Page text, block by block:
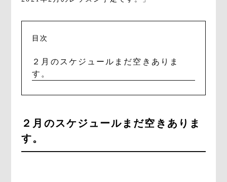
目次
２月のスケジュールまだ空きありま
す。
２月のスケジュールまだ空きありま
す。